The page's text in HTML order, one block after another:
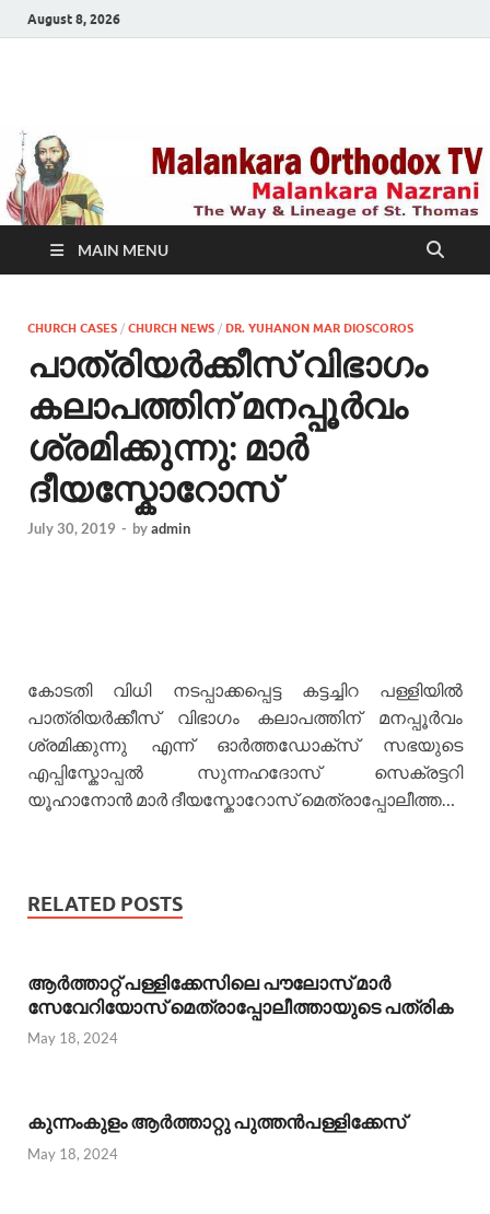
August 8, 2026
TV
MAIN MENU
CHURCH CASES / CHURCH NEWS / DR. YUHANON MAR DIOSCOROS
പാത്രിയർക്കീസ് വിഭാഗം
കലാപത്തിന് മനപ്പൂർവം
ശ്രമിക്കുന്നു: മാർ
ദീയസ്കോറോസ്
July 30, 2019 - byadmin
കോടതി വിധി നടപ്പാക്കപ്പെട്ട കട്ടച്ചിറ പള്ളിയിൽ
പാത്രിയർക്കീസ് വിഭാഗം കലാപത്തിന് മനപ്പൂർവം
ശ്രമിക്കുന്നു എന്ന് ഓർത്തഡോക്സ് സഭയുടെ
എപ്പിസ്കോപ്പൽ സുന്നഹദോസ് സെക്രട്ടറി
യൂഹാനോൻ മാർ ദീയസ്കോറോസ് മെത്രാപ്പോലീത്ത…
RELATED POSTS
ആര്‍ത്താറ്റ് പള്ളിക്കേസിലെ പൗലോസ് മാര്‍
സേവേറിയോസ് മെത്രാപ്പോലീത്തായുടെ പത്രിക
May 18, 2024
കുന്നംകുളം ആര്‍ത്താറ്റു പുത്തന്‍പള്ളിക്കേസ്
May 18, 2024